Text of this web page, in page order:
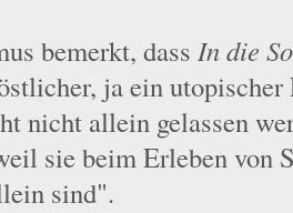
bemerkt, dass In die
ja ein
nicht allein gelassen
sie beim Erleben von
sind".